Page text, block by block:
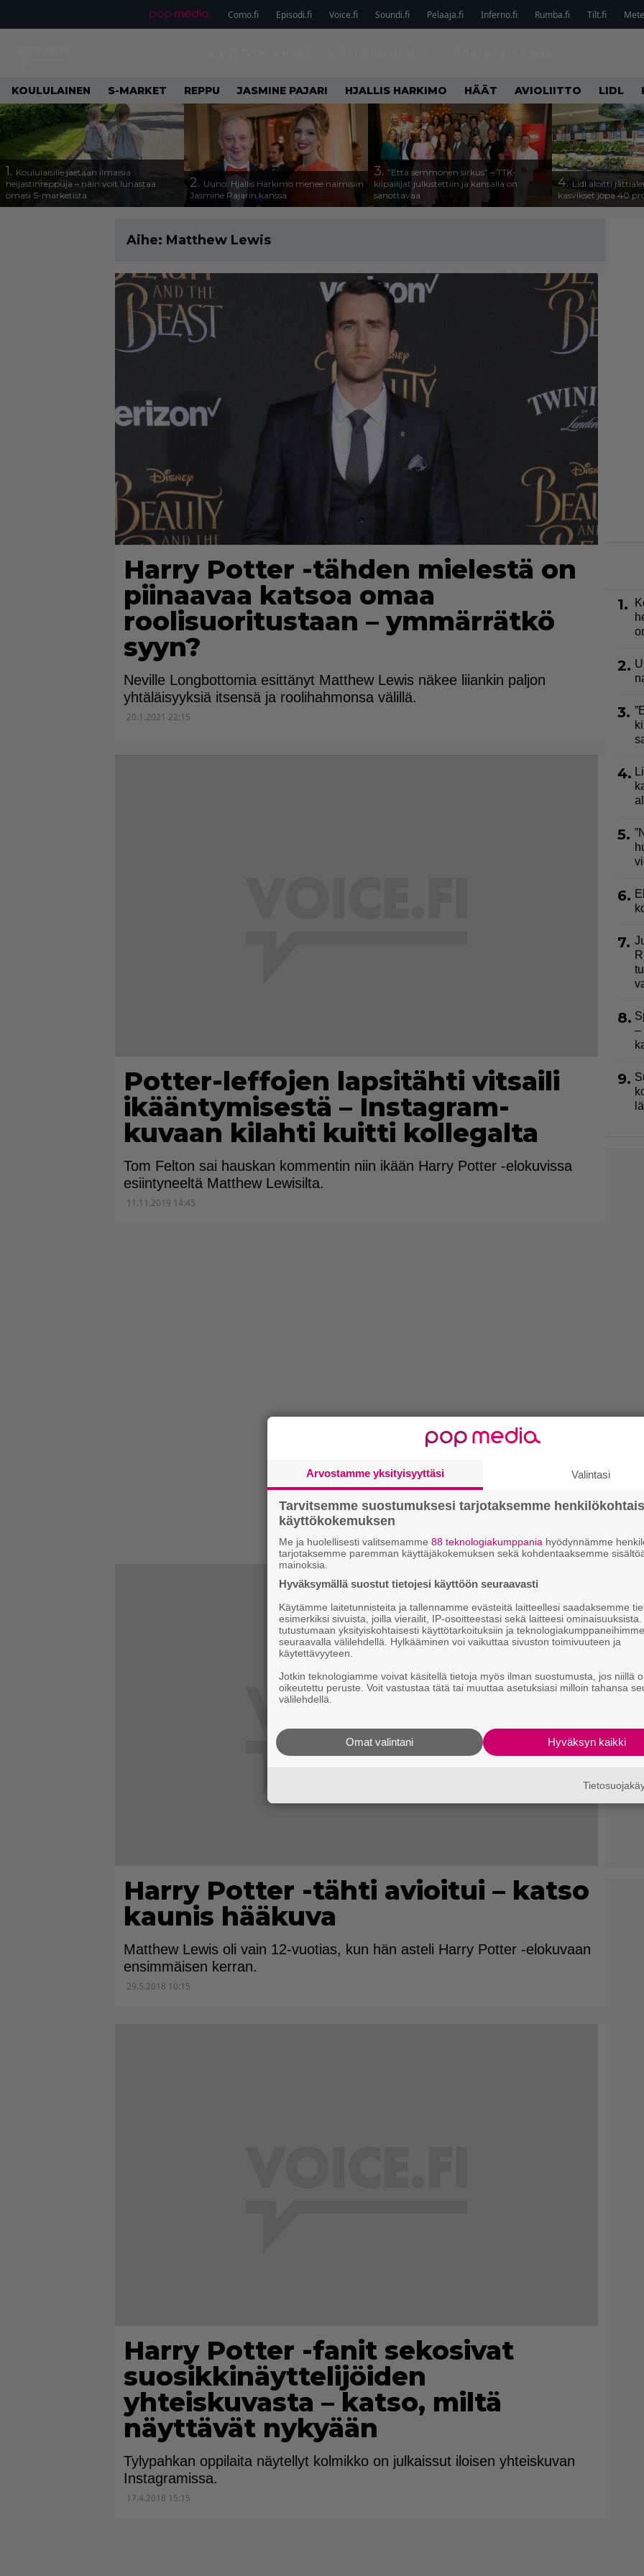
Como.fi Episodi.fi Voice.fi Soundi.fi Pelaaja.fi Inferno.fi Rumba.fi Tilt.fi
KOULULAINEN S-MARKET REPPU JASMINE PAJARI HJALLIS HARKIMO HÄÄT AVIOLIITTO LIDL
1. Koululaisille jaetaan ilmaisia
heijastinreppuja – näin voit lunastaa
omasi S-marketista
2. Uuno: Hjallis Harkimo menee naimisiin
Jasmine Pajarin kanssa
3. ”Että semmonen sirkus” – TTK-
kilpailijat julkistettiin ja kansalla on
sanottavaa
4. Lidl aloitti
kasvikset jopa 40
Aihe: Matthew Lewis
Harry Potter -tähden mielestä on
piinaavaa katsoa omaa
roolisuoritustaan – ymmärrätkö
syyn?
Neville Longbottomia esittänyt Matthew Lewis näkee liiankin paljon
yhtäläisyyksiä itsensä ja roolihahmonsa välillä.
20.1.2021 22:15
Potter-leffojen lapsitähti vitsaili
ikääntymisestä – Instagram-
kuvaan kilahti kuitti kollegalta
Tom Felton sai hauskan kommentin niin ikään Harry Potter -elokuvissa
esiintyneeltä Matthew Lewisilta.
11.11.2019 14:45
Harry Potter -tähti avioitui – katso
kaunis hääkuva
Matthew Lewis oli vain 12-vuotias, kun hän asteli Harry Potter -elokuvaan
ensimmäisen kerran.
29.5.2018 10:15
Harry Potter -fanit sekosivat
suosikkinäyttelijöiden
yhteiskuvasta – katso, miltä
näyttävät nykyään
Tylypahkan oppilaita näytellyt kolmikko on julkaissut iloisen yhteiskuvan
Instagramissa.
17.4.2018 15:15
1.
2.
3.
4.
5.
6.
7.
8.
–
9.
Arvostamme yksityisyyttäsi Valintasi
Tarvitsemme suostumuksesi tarjotaksemme
käyttökokemuksen
Me ja huolellisesti valitsemamme 88 teknologiakumppania hyödynnämme
tarjotaksemme paremman käyttäjäkokemuksen sekä kohdentaaksemme
mainoksia.
Hyväksymällä suostut tietojesi käyttöön seuraavasti
Käytämme laitetunnisteita ja tallennamme evästeitä laitteellesi saadaksemme
esimerkiksi sivuista, joilla vierailit, IP-osoitteestasi sekä laitteesi
tutustumaan yksityiskohtaisesti käyttötarkoituksiin ja teknologiakumppaneihimme
seuraavalla välilehdellä. Hylkääminen voi vaikuttaa sivuston toimivuuteen ja
käytettävyyteen.
Jotkin teknologiamme voivat käsitellä tietoja myös ilman suostumusta, jos niillä
oikeutettu peruste. Voit vastustaa tätä tai muuttaa asetuksiasi milloin tahansa
välilehdellä.
Hyväksyn kaikki
Omat valintani